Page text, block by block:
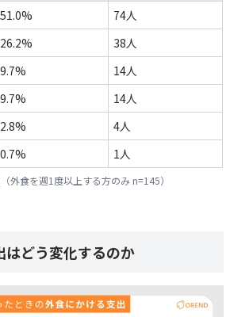
51.0%
74人
26.2%
38人
9.7%
14人
9.7%
14人
2.8%
4人
0.7% 1人
外食を週1度以上する方のみ n=145）
はどう変化するのか